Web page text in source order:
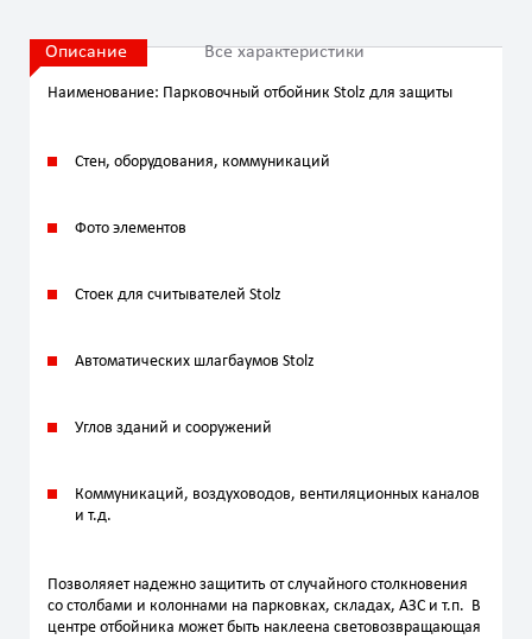
Описание Все характеристики
Наименование: Парковочный отбойник Stolz для защиты
Стен, оборудования, коммуникаций
Фото элементов
Стоек для считывателей Stolz
Автоматических шлагбаумов Stolz
Углов зданий и сооружений
Коммуникаций, воздуховодов, вентиляционных каналов
и т.д.
Позволяяет надежно защитить от случайного столкновения
со столбами и колоннами на парковках, складах, АЗС и т.п. В
центре отбойника может быть наклеена световозвращающая